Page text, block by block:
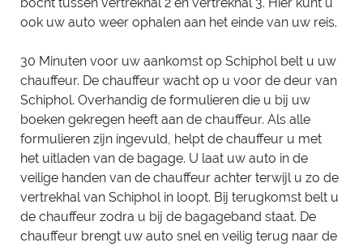
ook uw auto weer ophalen aan het einde van uw reis.
30 Minuten voor uw aankomst op Schiphol belt u uw
chauffeur. De chauffeur wacht op u voor de deur van
Schiphol. Overhandig de formulieren die u bij uw
boeken gekregen heeft aan de chauffeur. Als alle
formulieren zijn ingevuld, helpt de chauffeur u met
het uitladen van de bagage. U laat uw auto in de
veilige handen van de chauffeur achter terwijl u zo de
vertrekhal van Schiphol in loopt. Bij terugkomst belt u
de chauffeur zodra u bij de bagageband staat. De
chauffeur brengt uw auto snel en veilig terug naar de